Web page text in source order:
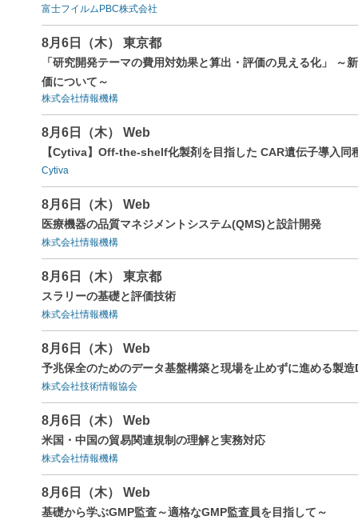
富士フイルムPBC株式会社
8月6日（木） 東京都
「研究開発テーマの費用対効果と算出・評価の見える化」
価について～
株式会社情報機構
8月6日（木） Web
【Cytiva】Off-the-shelf化製剤を目指した CAR遺伝子導入同
Cytiva
8月6日（木） Web
医療機器の品質マネジメントシステム(QMS)と設計開発
株式会社情報機構
8月6日（木） 東京都
スラリーの基礎と評価技術
株式会社情報機構
8月6日（木） Web
予兆保全のためのデータ基盤構築と現場を止めずに進める製
株式会社技術情報協会
8月6日（木） Web
米国・中国の貿易関連規制の理解と実務対応
株式会社情報機構
8月6日（木） Web
基礎から学ぶGMP監査～適格なGMP監査員を目指して～